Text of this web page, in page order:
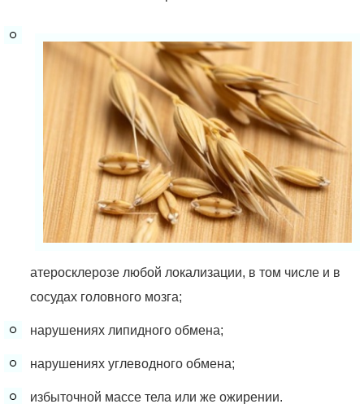
атеросклерозе любой локализации, в том числе и в
сосудах головного мозга;
нарушениях липидного обмена;
нарушениях углеводного обмена;
избыточной массе тела или же ожирении.